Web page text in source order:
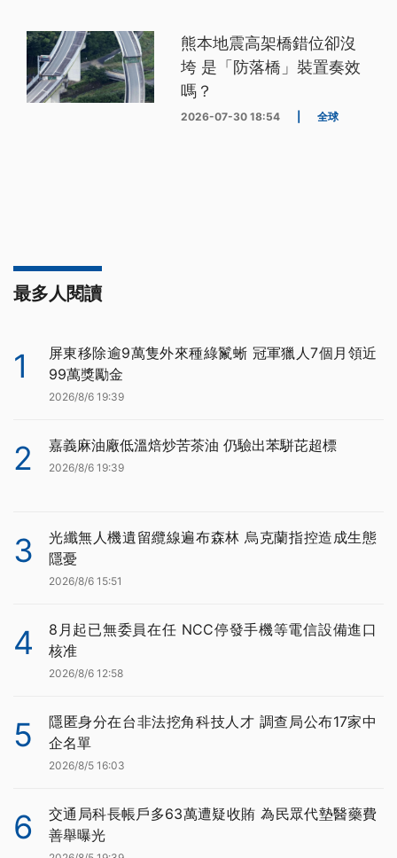
熊本地震高架橋錯位卻沒
垮 是「防落橋」裝置奏效
嗎？
2026-07-30 18:54 全球
最多人閱讀
1
屏東移除逾9萬隻外來種綠鬣蜥 冠軍獵人7個月領近
99萬獎勵金
2026/8/6 19:39
2 嘉義麻油廠低溫焙炒苦茶油 仍驗出苯駢芘超標
2026/8/6 19:39
3
光纖無人機遺留纜線遍布森林 烏克蘭指控造成生態
隱憂
2026/8/6 15:51
4
8月起已無委員在任 NCC停發手機等電信設備進口
核准
2026/8/6 12:58
5
隱匿身分在台非法挖角科技人才 調查局公布17家中
企名單
2026/8/5 16:03
6
交通局科長帳戶多63萬遭疑收賄 為民眾代墊醫藥費
善舉曝光